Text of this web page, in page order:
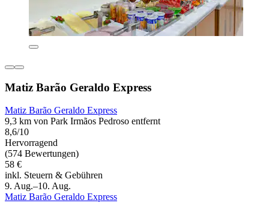
Matiz Barão Geraldo Express
Matiz Barão Geraldo Express
9,3 km von Park Irmãos Pedroso entfernt
8,6/10
Hervorragend
(574 Bewertungen)
58 €
inkl. Steuern & Gebühren
9. Aug.–10. Aug.
Matiz Barão Geraldo Express